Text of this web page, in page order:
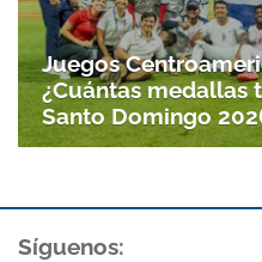
Juegos
¿Cuántas medallas
Santo Domingo
Síguenos: